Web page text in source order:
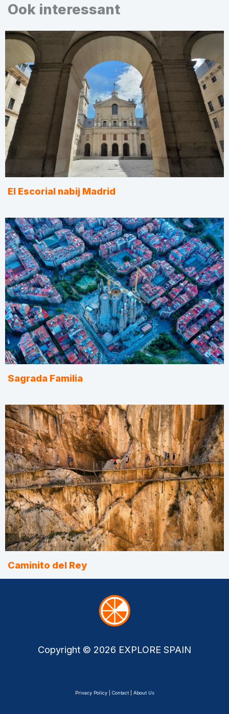
Ook interessant
El Escorial nabij Madrid
Sagrada Familia
Caminito del Rey
Copyright © 2026 EXPLORE SPAIN
Privacy Policy | Contact | About Us